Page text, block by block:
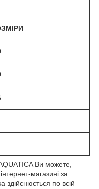
Ви можете,
магазині за
здійснюється по всій